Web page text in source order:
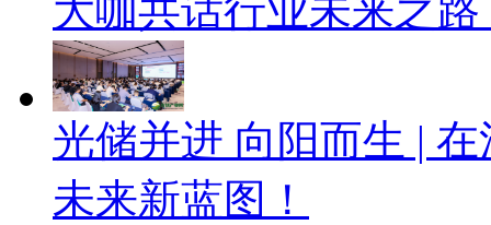
大咖共话行业未来之路
光储并进 向阳而生 |
未来新蓝图！